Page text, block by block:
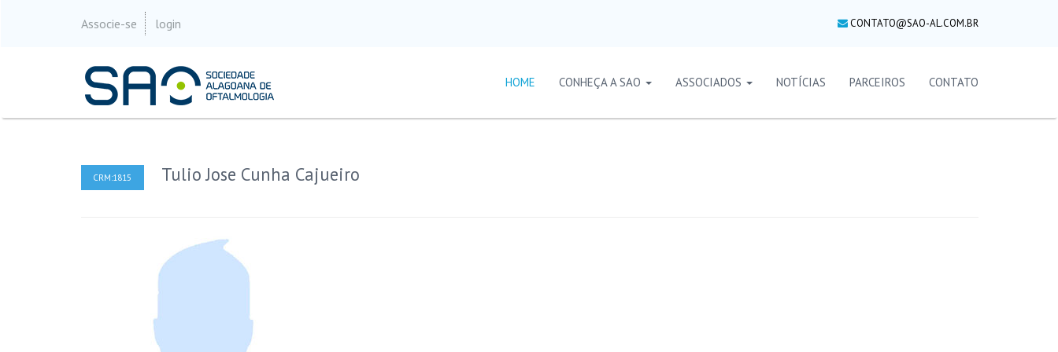
Associe-se login CONTATO@SAO-AL.COM.BR
HOME CONHEÇA A SAO ASSOCIADOS NOTÍCIAS PARCEIROS CONTATO
CRM:1815 Tulio Jose Cunha Cajueiro